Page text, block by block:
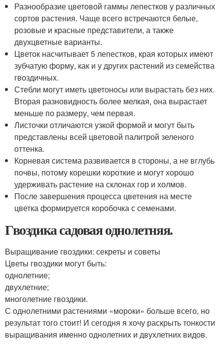
Разнообразие цветовой гаммы лепестков у различных
сортов растения. Чаще всего встречаются белые,
розовые и красные представители, а также
двухцветные варианты.
Цветок насчитывает 5 лепестков, края которых имеют
зубчатую форму, как и у других растений из семейства
гвоздичных.
Стебли могут иметь цветоносы или вырастать без них.
Вторая разновидность более мелкая, она вырастает
меньше по размеру, чем первая.
Листочки отличаются узкой формой и могут быть
представлены всей цветовой палитрой зеленого
оттенка.
Корневая система развивается в стороны, а не вглубь
почвы, потому корешки короткие и могут хорошо
удерживать растение на склонах гор и холмов.
После завершения процесса цветения на месте
цветка формируется коробочка с семенами.
Гвоздика садовая однолетняя.
Выращивание гвоздики: секреты и советы
Цветы гвоздики могут быть:
однолетние;
двухлетние;
многолетние гвоздики.
С однолетними растениями «мороки» больше всего, но
результат того стоит! И сегодня я хочу раскрыть тонкости
выращивания именно однолетних и двухлетних видов.